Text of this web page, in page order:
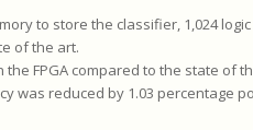
to store the classifier, 1,024
of the art.
the FPGA compared to the state
was reduced by 1.03 percentage